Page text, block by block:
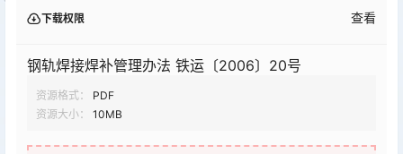
下载权限 查看
钢轨焊接焊补管理办法 铁运〔2006〕20号
资源格式：
PDF
资源大小：
10MB